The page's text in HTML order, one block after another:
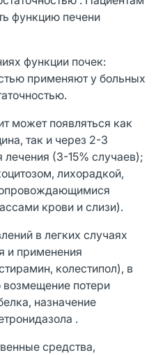
функцию печени
функции почек:
применяют у больных
может появляться как
так и через 2-3
(3-15% случаев);
лихорадкой,
крови и слизи).
в легких случаях
и применения
колестипол), в
потери
назначение
.
средства,